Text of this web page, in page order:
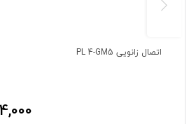
اتصال زانویی PL 4-GM5